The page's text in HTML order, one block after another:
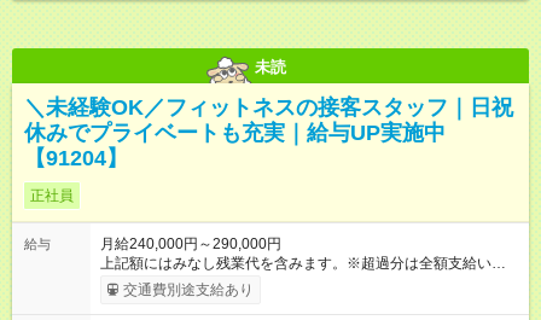
未読
＼未経験OK／フィットネスの接客スタッフ｜日祝
休みでプライベートも充実｜給与UP実施中
【91204】
正社員
給与
月給240,000円～290,000円
上記額にはみなし残業代を含みます。※超過分は全額支給いたし
ます。 みなし残業代 29,000円／月 みなし残業時間 19時間／月
【試用期間】試用期間あり 試用期間の長さ：6ヶ月 ※ 雇用形態
交通費別途支給あり